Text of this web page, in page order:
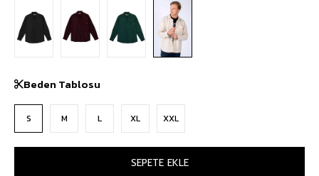
Beden Tablosu
S M L XL XXL